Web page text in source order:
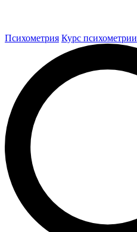
Психометрия Курс психометрии